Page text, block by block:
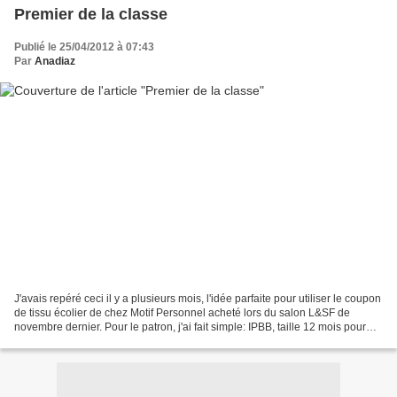
Premier de la classe
Publié le 25/04/2012 à 07:43
Par Anadiaz
J'avais repéré ceci il y a plusieurs mois, l'idée parfaite pour utiliser le coupon
de tissu écolier de chez Motif Personnel acheté lors du salon L&SF de
novembre dernier. Pour le patron, j'ai fait simple: IPBB, taille 12 mois pour